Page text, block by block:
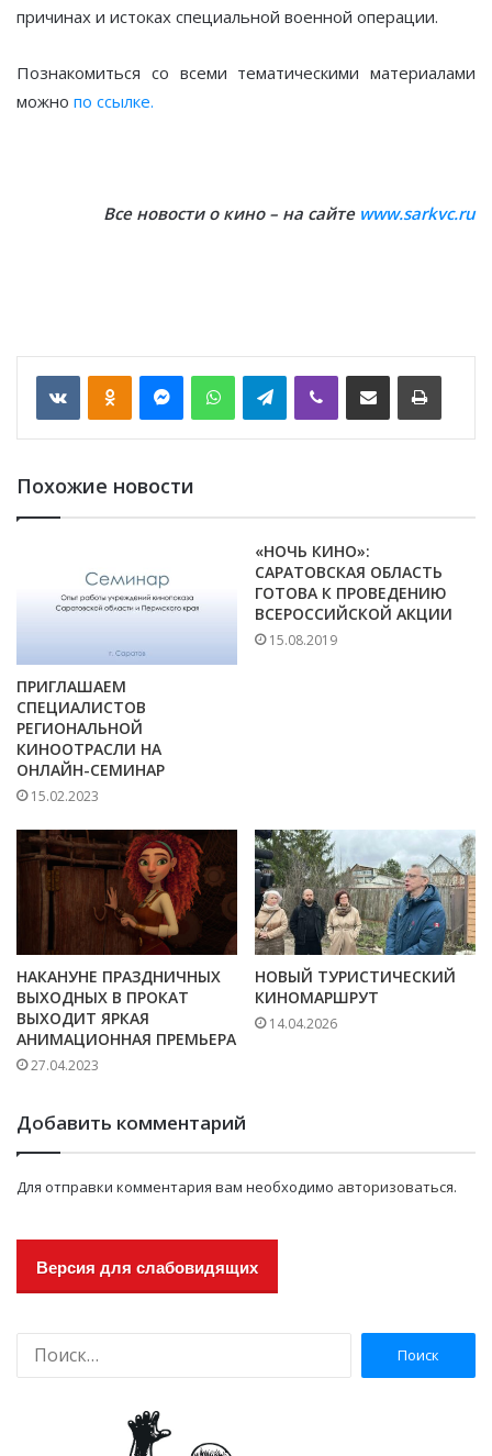
причинах и истоках специальной военной операции.
Познакомиться со всеми тематическими материалами
можно по ссылке.
Все новости о кино – на сайте www.sarkvc.ru
VKontakte WhatsApp Telegram
Похожие новости
ПРИГЛАШАЕМ
СПЕЦИАЛИСТОВ
РЕГИОНАЛЬНОЙ
КИНООТРАСЛИ НА
ОНЛАЙН-СЕМИНАР
15.02.2023
«НОЧЬ КИНО»:
САРАТОВСКАЯ ОБЛАСТЬ
ГОТОВА К ПРОВЕДЕНИЮ
ВСЕРОССИЙСКОЙ АКЦИИ
15.08.2019
НАКАНУНЕ ПРАЗДНИЧНЫХ
ВЫХОДНЫХ В ПРОКАТ
ВЫХОДИТ ЯРКАЯ
АНИМАЦИОННАЯ ПРЕМЬЕРА
27.04.2023
НОВЫЙ ТУРИСТИЧЕСКИЙ
КИНОМАРШРУТ
14.04.2026
Добавить комментарий
Для отправки комментария вам необходимо авторизоваться.
Версия для слабовидящих